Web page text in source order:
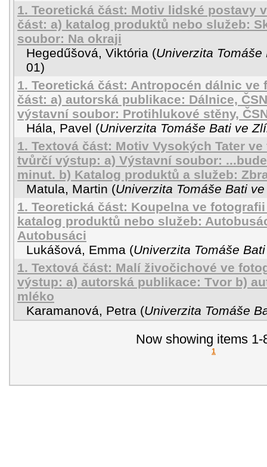
1. Teoretická část: Motiv lidské postavy
část: a) katalog produktů nebo služeb:
soubor: Na okraji
Hegedűšová, Viktória (Univerzita
01)
1. Teoretická část: Antropocén dálnic ve
část: a) autorská publikace: Dálnice,
výstavní soubor: Protihlukové stěny,
Hála, Pavel (Univerzita Tomáše Bati ve
1. Textová část: Motiv Vysokých Tater
tvůrčí výstup: a) Výstavní soubor:
minut. b) Katalog produktů a služeb:
Matula, Martin (Univerzita Tomáše Bati
1. Teoretická část: Koupelna ve
katalog produktů nebo služeb:
Autobusáci
Lukášová, Emma (Univerzita Tomáše
1. Textová část: Malí živočichové ve
výstup: a) autorská publikace: Tvor b)
mléko
Karamanová, Petra (Univerzita Tomáše
Now showing items 1-
1